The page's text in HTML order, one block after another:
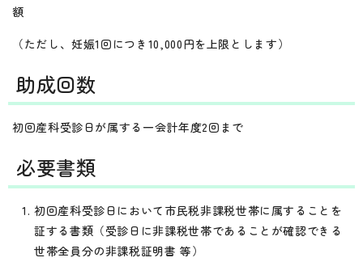
額
（ただし、妊娠1回につき10,000円を上限とします）
助成回数
初回産科受診日が属する一会計年度2回まで
必要書類
初回産科受診日において市民税非課税世帯に属することを
証する書類（受診日に非課税世帯であることが確認できる
世帯全員分の非課税証明書 等）